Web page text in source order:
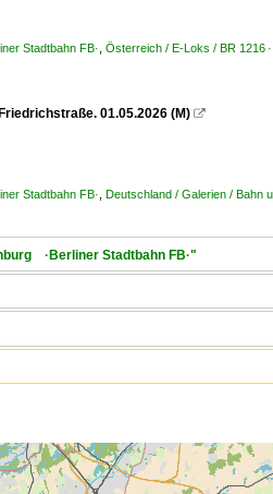
Stadtbahn FB· Österreich / E-Loks / BR 1216
01.05.2026 (M) 
Stadtbahn FB· Deutschland / Galerien / Bahn
·Berliner Stadtbahn FB·"